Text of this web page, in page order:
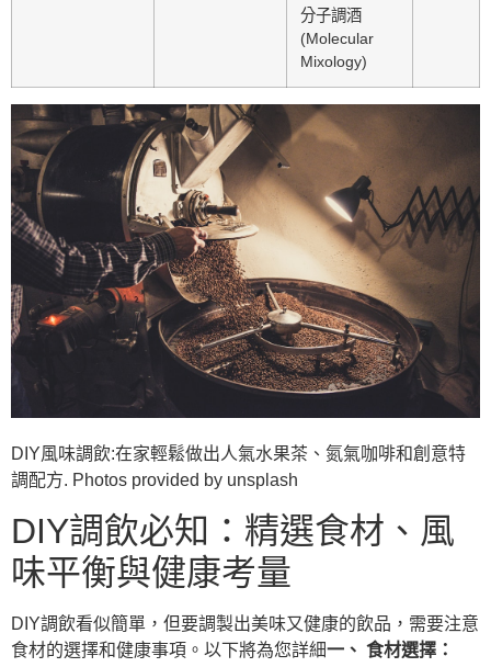
分子調酒
(Molecular
Mixology)
DIY風味調飲:在家輕鬆做出人氣水果茶、氮氣咖啡和創意特
調配方. Photos provided by unsplash
DIY調飲必知：精選食材、風
味平衡與健康考量
DIY調飲看似簡單，但要調製出美味又健康的飲品，需要注意
食材的選擇和健康事項。以下將為您詳細一、 食材選擇：